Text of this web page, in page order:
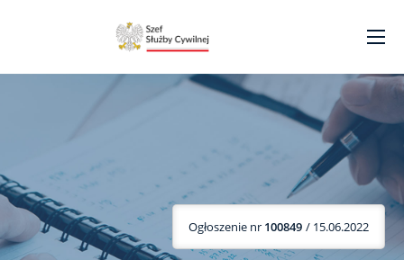
Ogłoszenie nr 100849 / 15.06.2022